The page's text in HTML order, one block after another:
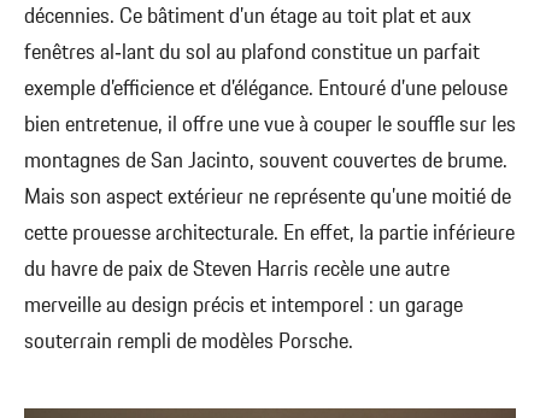
décennies. Ce bâtiment d’un étage au toit plat et aux
fenêtres al‑lant du sol au plafond constitue un parfait
exemple d’efficience et d’élégance. Entouré d’une pelouse
bien entretenue, il offre une vue à couper le souffle sur les
montagnes de San Jacinto, souvent couvertes de brume.
Mais son aspect extérieur ne représente qu’une moitié de
cette prouesse architecturale. En effet, la partie inférieure
du havre de paix de Steven Harris recèle une autre
merveille au design précis et intemporel : un garage
souterrain rempli de modèles Porsche.